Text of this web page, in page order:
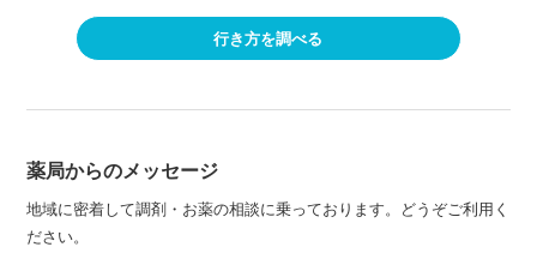
行き方を調べる
薬局からのメッセージ
地域に密着して調剤・お薬の相談に乗っております。どうぞご利用く
ださい。